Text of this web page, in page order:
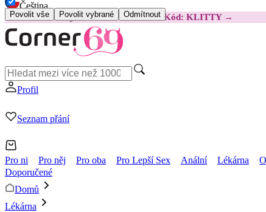
Povolit vše Povolit vybrané Odmítnout
Čeština
😽Svakom Klitty: O 380 Kč LEVNĚJI Kód: KLITTY →
Profil
Seznam přání
Pro ni Pro něj Pro oba Pro Lepší Sex Anální Lékárna
Doporučené
Domů
Lékárna